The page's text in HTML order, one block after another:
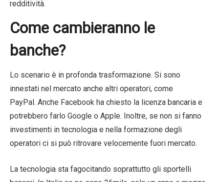
redditività.
Come cambieranno le
banche?
Lo scenario è in profonda trasformazione. Si sono
innestati nel mercato anche altri operatori, come
PayPal. Anche Facebook ha chiesto la licenza bancaria e
potrebbero farlo Google o Apple. Inoltre, se non si fanno
investimenti in tecnologia e nella formazione degli
operatori ci si può ritrovare velocemente fuori mercato.
La tecnologia sta fagocitando soprattutto gli sportelli